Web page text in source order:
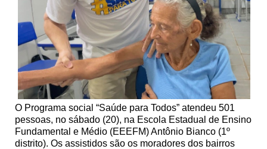
O Programa social “Saúde para Todos” atendeu 501
pessoas, no sábado (20), na Escola Estadual de Ensino
Fundamental e Médio (EEEFM) Antônio Bianco (1º
distrito). Os assistidos são os moradores dos bairros